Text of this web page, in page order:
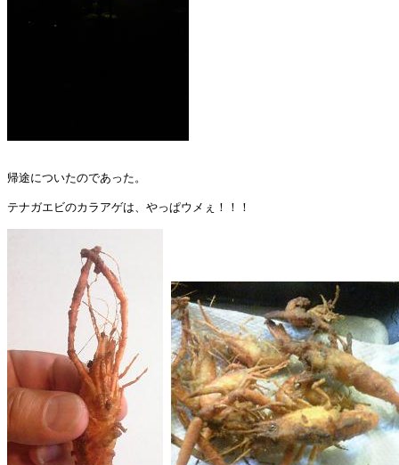
帰途についたのであった。
テナガエビのカラアゲは、やっぱウメぇ！！！